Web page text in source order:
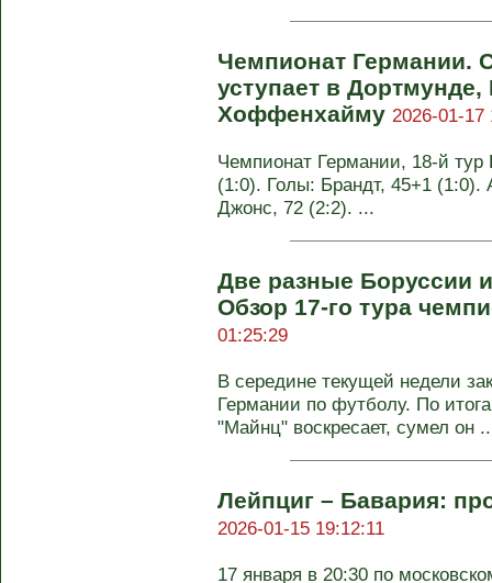
Чемпионат Германии.
уступает в
Хоффенхайму 2026-01-17
Чемпионат Германии, 18-й
(1:0). Голы: Брандт, 45+1
Джонс, 72 (2:2). ...
Две разные Боруссии
Обзор 17-го тура
01:25:29
В середине текущей недели
Германии по футболу. По
"Майнц" воскресает, сумел он
Лейпциг – Бавария:
2026-01-15 19:12:11
17 января в 20:30 по